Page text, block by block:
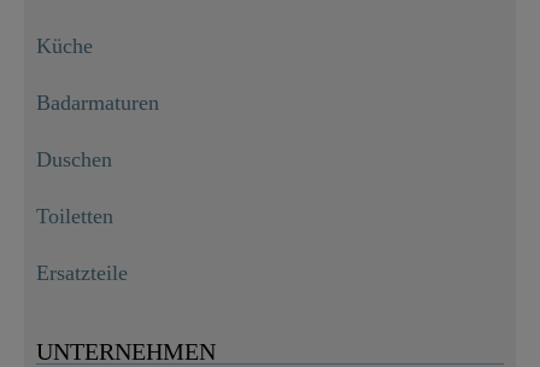
Küche
Badarmaturen
Duschen
Toiletten
Ersatzteile
UNTERNEHMEN